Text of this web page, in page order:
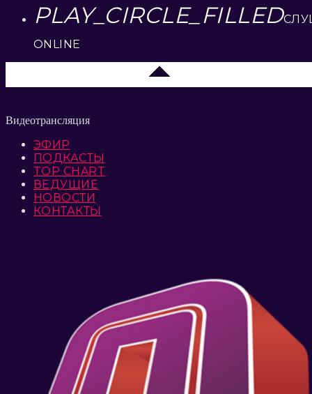
PLAY_CIRCLE_FILLED
ONLINE
Видеотрансляция
ЭФИР
ПОДКАСТЫ
TOP CHART
ВЕДУЩИЕ
НОВОСТИ
КОНТАКТЫ